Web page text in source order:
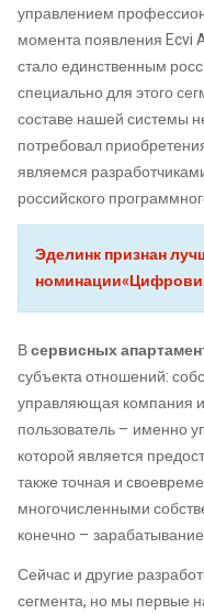
управлением
момента появления Ecvi
стало единственным
специально для этого
составе нашей системы
потребовал
являемся
российского
Эделинк признан
Всервисных
субъекта отношений:
управляющая компания
пользователь – именно
которой является
также точная и
многочисленными
конечно –
Сейчас и другие
сегмента, но мы первые